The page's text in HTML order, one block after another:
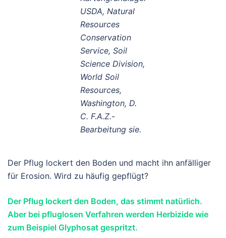
USDA, Natural
Resources
Conservation
Service, Soil
Science Division,
World Soil
Resources,
Washington, D.
C. F.A.Z.-
Bearbeitung sie.
Der Pflug lockert den Boden und macht ihn anfälliger
für Erosion. Wird zu häufig gepflügt?
Der Pflug lockert den Boden, das stimmt natürlich.
Aber bei pfluglosen Verfahren werden Herbizide wie
zum Beispiel Glyphosat gespritzt.